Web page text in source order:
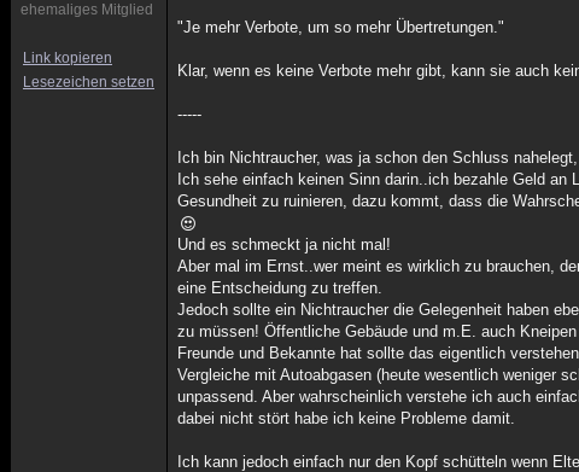
ehemaliges Mitglied
Link kopieren
Lesezeichen setzen
"Je mehr Verbote, um so mehr Übertretungen."
Klar, wenn es keine Verbote mehr gibt, kann sie auch
-----
Ich bin Nichtraucher, was ja schon den Schluss
Ich sehe einfach keinen Sinn darin..ich bezahle Geld
Gesundheit zu ruinieren, dazu kommt, dass die
Und es schmeckt ja nicht mal!
Aber mal im Ernst..wer meint es wirklich zu brauchen,
eine Entscheidung zu treffen.
Jedoch sollte ein Nichtraucher die Gelegenheit haben
zu müssen! Öffentliche Gebäude und m.E. auch
Freunde und Bekannte hat sollte das eigentlich
Vergleiche mit Autoabgasen (heute wesentlich weniger
unpassend. Aber wahrscheinlich verstehe ich auch
dabei nicht stört habe ich keine Probleme damit.
Ich kann jedoch einfach nur den Kopf schütteln wenn